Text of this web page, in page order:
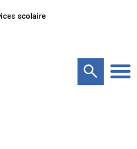
scolaire